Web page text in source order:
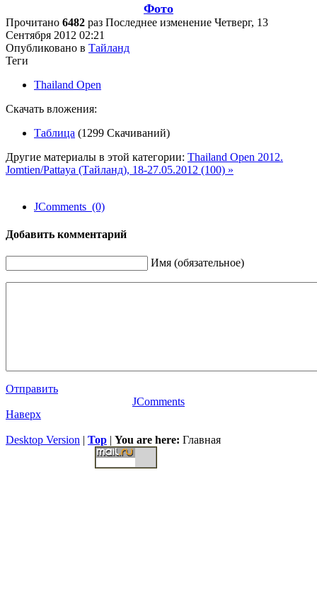
Фото
Прочитано 6482 раз Последнее изменение Четверг, 13
Сентября 2012 02:21
Опубликовано в Тайланд
Теги
Thailand Open
Скачать вложения:
Таблица (1299 Скачиваний)
Другие материалы в этой категории: Thailand Open 2012.
Jomtien/Pattaya (Тайланд), 18-27.05.2012 (100) »
JComments (0)
Добавить комментарий
Имя (обязательное)
Отправить
JComments
Наверх
Desktop Version | Top | You are here: Главная